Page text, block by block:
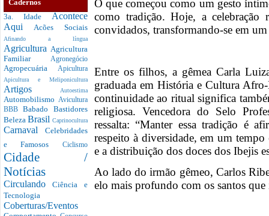
Cadernos
3a. Idade Acontece
Aqui Acões Sociais
Afinando a língua
Agricultura Agricultura
Familiar Agronegócio
Agropecuária Apicultura
Apicultura e Meliponicultura
Artigos Autoestima
Automobilismo Avicultura
BBBBabado Bastidores
Beleza Brasil Caprinocultura
Carnaval Celebridades
e Famosos Ciclismo
Cidade /
Notícias
CirculandoCiência e
Tecnologia
Coberturas/Eventos
O que começou como um gesto
como tradição. Hoje, a celebração
convidados, transformando-se em
Entre os filhos, a gêmea Carla
graduada em História e Cultura
continuidade ao ritual significa
religiosa. Vencedora do Selo
ressalta: “Manter essa tradição é
respeito à diversidade, em um
e a distribuição dos doces dos Ibejis
Ao lado do irmão gêmeo, Carlos
elo mais profundo com os santos